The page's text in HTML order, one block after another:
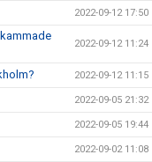
2022-09-12 17:50
2022-09-12 11:24
2022-09-12 11:15
2022-09-05 21:32
2022-09-05 19:44
2022-09-02 11:08